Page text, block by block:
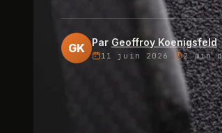
GK Par Geoffroy Koenigsfeld
11 juin 2026 2 min